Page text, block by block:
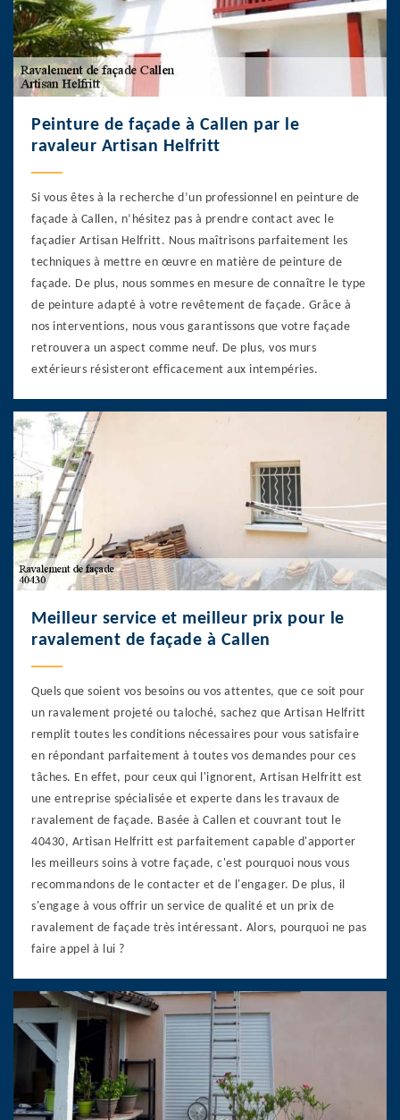
Peinture de façade à Callen par le
ravaleur Artisan Helfritt
Si vous êtes à la recherche d’un professionnel en peinture de
façade à Callen, n’hésitez pas à prendre contact avec le
façadier Artisan Helfritt. Nous maîtrisons parfaitement les
techniques à mettre en œuvre en matière de peinture de
façade. De plus, nous sommes en mesure de connaître le type
de peinture adapté à votre revêtement de façade. Grâce à
nos interventions, nous vous garantissons que votre façade
retrouvera un aspect comme neuf. De plus, vos murs
extérieurs résisteront efficacement aux intempéries.
Meilleur service et meilleur prix pour le
ravalement de façade à Callen
Quels que soient vos besoins ou vos attentes, que ce soit pour
un ravalement projeté ou taloché, sachez que Artisan Helfritt
remplit toutes les conditions nécessaires pour vous satisfaire
en répondant parfaitement à toutes vos demandes pour ces
tâches. En effet, pour ceux qui l'ignorent, Artisan Helfritt est
une entreprise spécialisée et experte dans les travaux de
ravalement de façade. Basée à Callen et couvrant tout le
40430, Artisan Helfritt est parfaitement capable d'apporter
les meilleurs soins à votre façade, c'est pourquoi nous vous
recommandons de le contacter et de l'engager. De plus, il
s'engage à vous offrir un service de qualité et un prix de
ravalement de façade très intéressant. Alors, pourquoi ne pas
faire appel à lui ?